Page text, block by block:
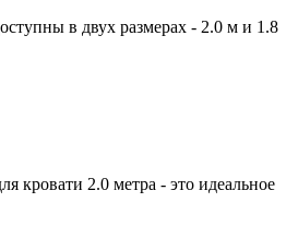
в двух размерах - 2.0 м и 1.8
кровати 2.0 метра - это идеальное